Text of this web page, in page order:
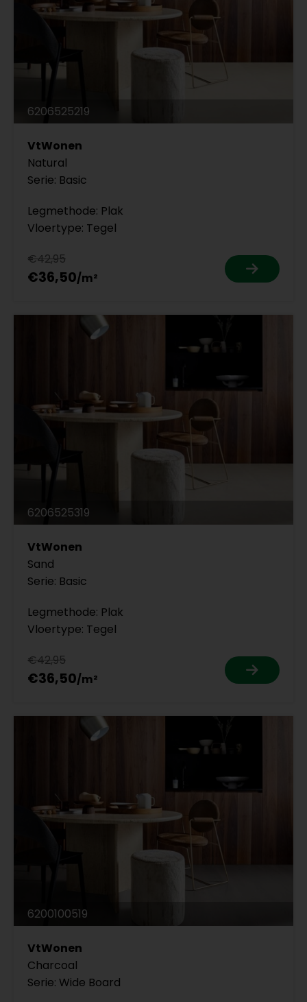
6206525219
VtWonen
Natural
Serie: Basic
Legmethode: Plak
Vloertype: Tegel
€42,95
€36,50
6206525319
VtWonen
Sand
Serie: Basic
Legmethode: Plak
Vloertype: Tegel
€42,95
€36,50
6200100519
VtWonen
Charcoal
Serie: Wide Board